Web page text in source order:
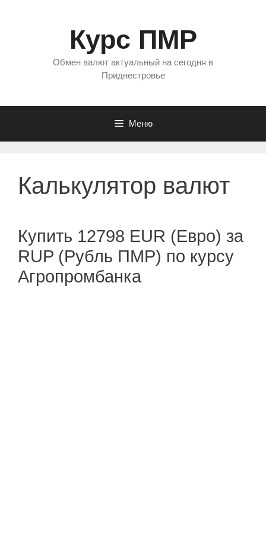
Курс ПМР
Обмен валют актуальный на сегодня в
Приднестровье
Меню
Калькулятор валют
Купить 12798 EUR (Евро) за
RUP (Рубль ПМР) по курсу
Агропромбанка